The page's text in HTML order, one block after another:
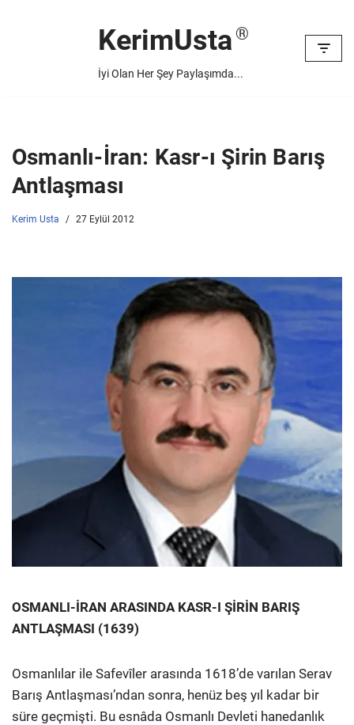
KerimUsta
İyi Olan Her Şey Paylaşımda...
Osmanlı-İran: Kasr-ı Şirin Barış
Antlaşması
Kerim Usta 27 Eylül 2012
OSMANLI-İRAN ARASINDA KASR-I ŞİRİN BARIŞ
ANTLAŞMASI (1639)
Osmanlılar ile Safevîler arasında 1618’de varılan Serav
Barış Antlaşması’ndan sonra, henüz beş yıl kadar bir
süre geçmişti. Bu esnâda Osmanlı Devleti hanedanlık